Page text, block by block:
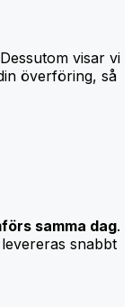
visar vi
överföring, så
samma dag.
snabbt